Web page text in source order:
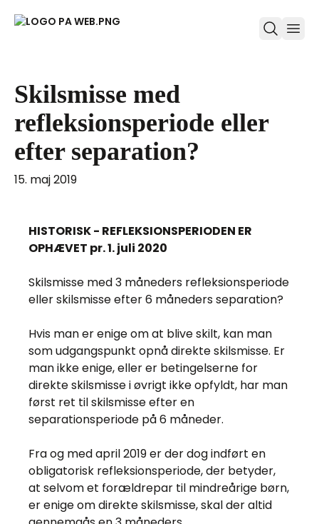
open
Skilsmisse med
refleksionsperiode eller
efter separation?
15. maj 2019
HISTORISK - REFLEKSIONSPERIODEN ER
OPHÆVET pr. 1. juli 2020
Skilsmisse med 3 måneders refleksionsperiode
eller skilsmisse efter 6 måneders separation?
Hvis man er enige om at blive skilt, kan man
som udgangspunkt opnå direkte skilsmisse. Er
man ikke enige, eller er betingelserne for
direkte skilsmisse i øvrigt ikke opfyldt, har man
først ret til skilsmisse efter en
separationsperiode på 6 måneder.
Fra og med april 2019 er der dog indført en
obligatorisk refleksionsperiode, der betyder,
at selvom et forældrepar til mindreårige børn,
er enige om direkte skilsmisse, skal der altid